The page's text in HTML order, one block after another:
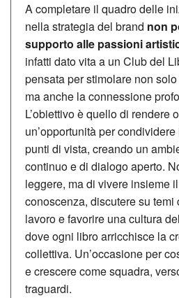
A completare il quadro delle
nella strategia del brand non
supporto alle passioni
infatti dato vita a un Club del
pensata per stimolare non
ma anche la connessione
L’obiettivo è quello di rendere
un’opportunità per
punti di vista, creando un
continuo e di dialogo aperto.
leggere, ma di vivere insieme
conoscenza, discutere su temi
lavoro e favorire una cultura
dove ogni libro arricchisce la
collettiva. Un’occasione per
e crescere come squadra,
traguardi.